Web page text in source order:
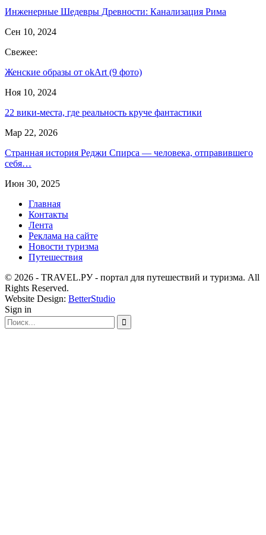
Инженерные Шедевры Древности: Канализация Рима
Сен 10, 2024
Свежее:
Женские образы от okArt (9 фото)
Ноя 10, 2024
22 вики-места, где реальность круче фантастики
Мар 22, 2026
Странная история Реджи Спирса — человека, отправившего
себя…
Июн 30, 2025
Главная
Контакты
Лента
Реклама на сайте
Новости туризма
Путешествия
© 2026 - TRAVEL.РУ - портал для путешествий и туризма. All
Rights Reserved.
Website Design: BetterStudio
Sign in